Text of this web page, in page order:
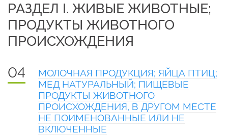
РАЗДЕЛ I. ЖИВЫЕ ЖИВОТНЫЕ;
ПРОДУКТЫ ЖИВОТНОГО
ПРОИСХОЖДЕНИЯ
04
МОЛОЧНАЯ ПРОДУКЦИЯ; ЯЙЦА ПТИЦ;
МЕД НАТУРАЛЬНЫЙ; ПИЩЕВЫЕ
ПРОДУКТЫ ЖИВОТНОГО
ПРОИСХОЖДЕНИЯ, В ДРУГОМ МЕСТЕ
НЕ ПОИМЕНОВАННЫЕ ИЛИ НЕ
ВКЛЮЧЕННЫЕ